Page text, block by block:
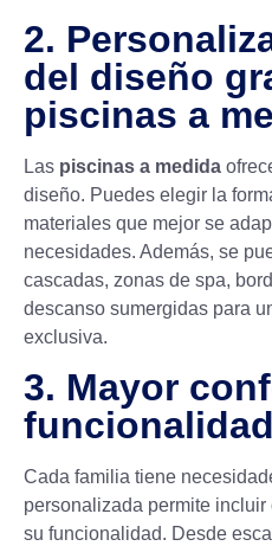
2.
del diseño
piscinas a
Las piscinas a medida
diseño. Puedes elegir la
materiales que mejor se
necesidades. Además, se
cascadas, zonas de spa,
descanso sumergidas para
exclusiva.
3. Mayor
funcionalidad
Cada familia tiene
personalizada permite
su funcionalidad. Desde